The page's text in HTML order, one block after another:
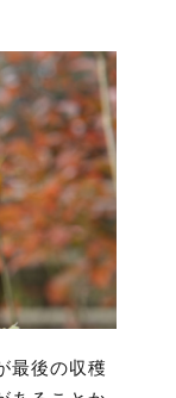
最後の収穫